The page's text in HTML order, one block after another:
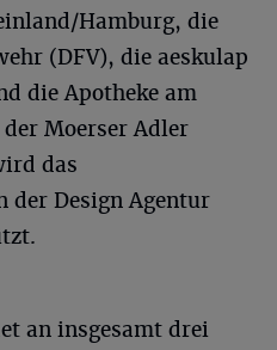
Hamburg, die
(DFV), die aeskulap
die Apotheke am
Moerser Adler
das
der Design Agentur
an insgesamt drei